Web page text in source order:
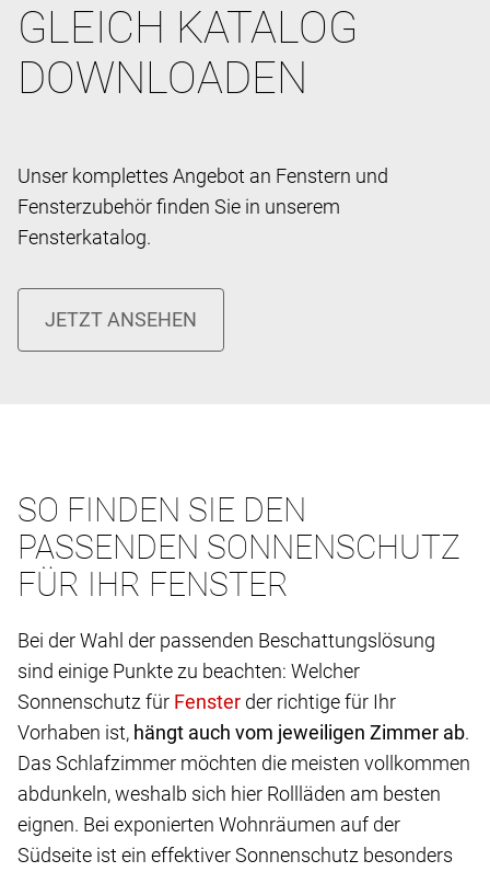
GLEICH KATALOG
DOWNLOADEN
Unser komplettes Angebot an Fenstern und
Fensterzubehör finden Sie in unserem
Fensterkatalog.
SO FINDEN SIE DEN
PASSENDEN SONNENSCHUTZ
FÜR IHR FENSTER
Bei der Wahl der passenden Beschattungslösung
sind einige Punkte zu beachten: Welcher
Sonnenschutz für
der richtige für Ihr
Vorhaben ist, hängt auch vom jeweiligen Zimmer ab.
Das Schlafzimmer möchten die meisten vollkommen
abdunkeln, weshalb sich hier Rollläden am besten
eignen. Bei exponierten Wohnräumen auf der
Südseite ist ein effektiver Sonnenschutz besonders